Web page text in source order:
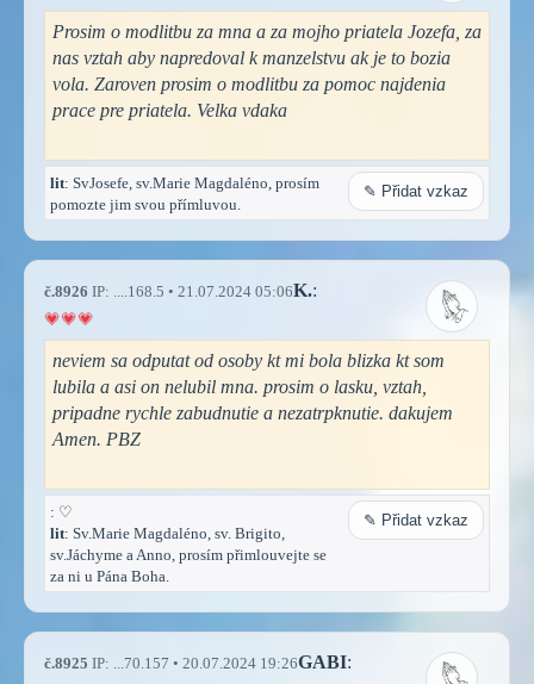
Prosim o modlitbu za mna a za mojho priatela Jozefa, za
nas vztah aby napredoval k manzelstvu ak je to bozia
vola. Zaroven prosim o modlitbu za pomoc najdenia
prace pre priatela. Velka vdaka
lit: SvJosefe, sv.Marie Magdaléno, prosím
pomozte jim svou přímluvou.
✎ Přidat vzkaz
č.8926 IP: ....168.5 • 21.07.2024 05:06K.:
neviem sa odputat od osoby kt mi bola blizka kt som
lubila a asi on nelubil mna. prosim o lasku, vztah,
pripadne rychle zabudnutie a nezatrpknutie. dakujem
Amen. PBZ
: ♡
lit: Sv.Marie Magdaléno, sv. Brigito,
sv.Jáchyme a Anno, prosím přimlouvejte se
za ni u Pána Boha.
✎ Přidat vzkaz
č.8925 IP: ...70.157 • 20.07.2024 19:26GABI: